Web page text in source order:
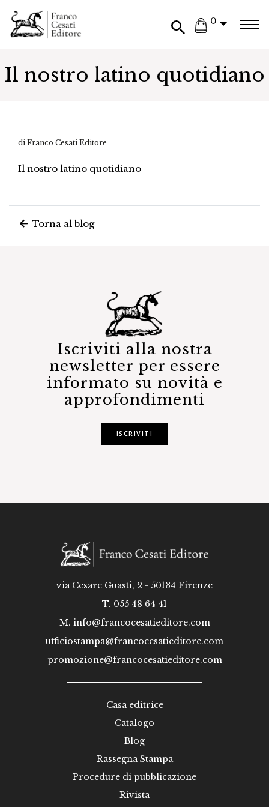
0
Il nostro latino quotidiano
di Franco Cesati Editore
Il nostro latino quotidiano
Torna al blog
Iscriviti alla nostra
newsletter per essere
informato su novità e
approfondimenti
ISCRIVITI
via Cesare Guasti, 2 - 50134 Firenze
T. 055 48 64 41
M. info@francocesatieditore.com
ufficiostampa@francocesatieditore.com
promozione@francocesatieditore.com
Casa editrice
Catalogo
Blog
Rassegna Stampa
Procedure di pubblicazione
Rivista